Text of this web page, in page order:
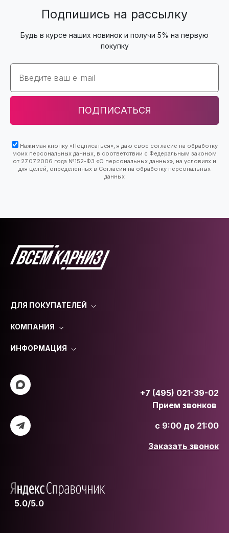
Подпишись на рассылку
Будь в курсе наших новинок и получи 5% на первую
покупку
Email
ПОДПИСАТЬСЯ
Нажимая кнопку «Подписаться», я даю свое согласие на обработку
моих персональных данных, в соответствии с Федеральным законом
от 27.07.2006 года №152-ФЗ «О персональных данных», на условиях и
для целей, определенных в Согласии на обработку персональных
данных
ДЛЯ ПОКУПАТЕЛЕЙ
КОМПАНИЯ
ИНФОРМАЦИЯ
+7 (495) 021-39-02
Прием звонков
с 9:00 до 21:00
Заказать звонок
5.0/5.0